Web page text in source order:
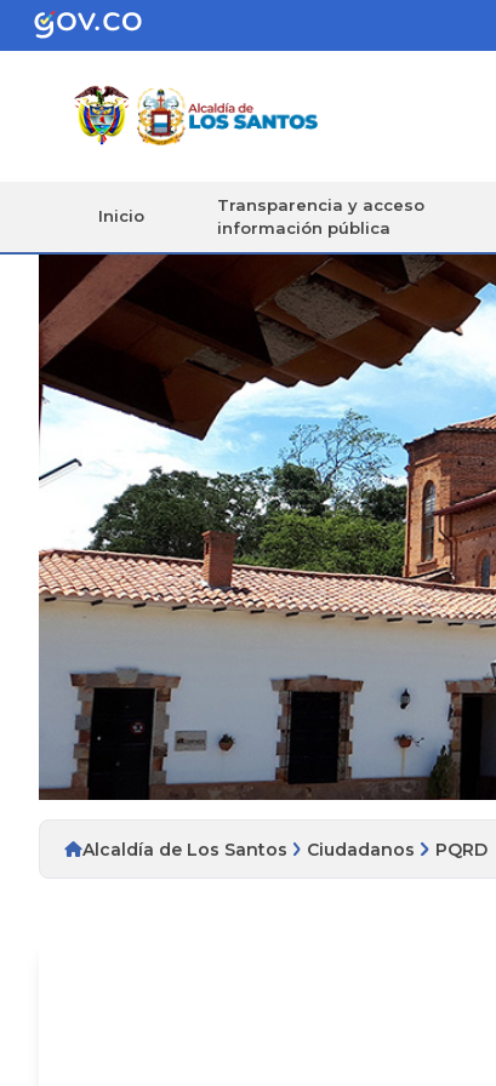
Inicio
Transparencia y acceso
información pública
Alcaldía de Los Santos Ciudadanos PQRD